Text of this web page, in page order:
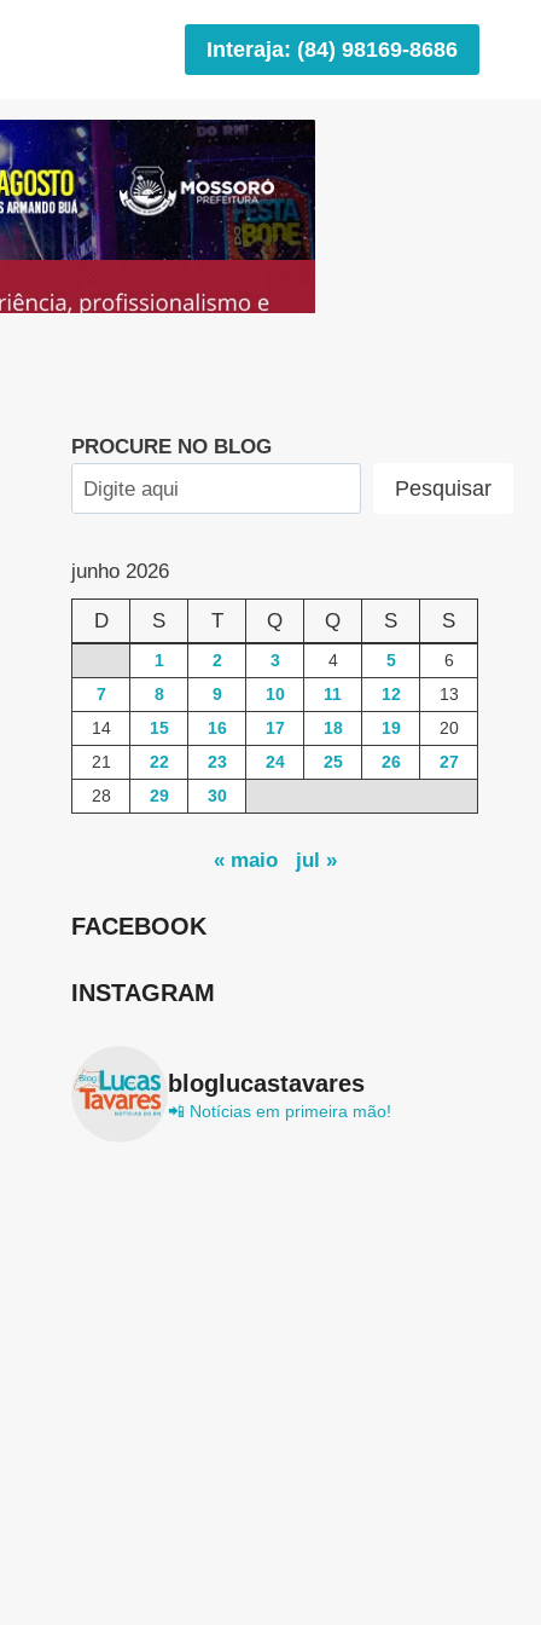
Interaja: (84) 98169-8686
PROCURE NO BLOG
Pesquisar
junho 2026
D S T Q Q S S
1 2 3 4 5
6
7
8 9 10 11 12
13
14
15 16 17 18 19
20
21
22 23 24 25 26
27
28
29 30
« maio jul »
FACEBOOK
INSTAGRAM
bloglucastavares
📲 Notícias em primeira mão!